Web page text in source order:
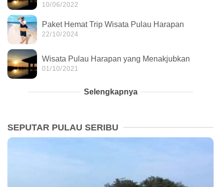
10/06/2022
Paket Hemat Trip Wisata Pulau Harapan
22/10/2024
Wisata Pulau Harapan yang Menakjubkan
01/10/2021
Selengkapnya
SEPUTAR PULAU SERIBU